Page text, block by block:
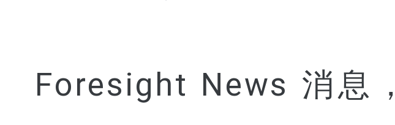
Foresight News 消息